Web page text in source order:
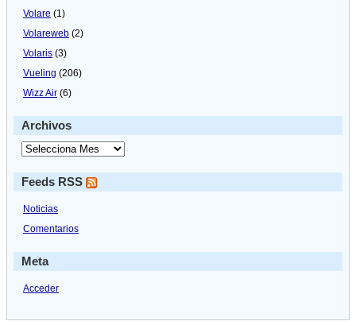
Volare (1)
Volareweb (2)
Volaris (3)
Vueling (206)
Wizz Air (6)
Archivos
Feeds RSS
Noticias
Comentarios
Meta
Acceder